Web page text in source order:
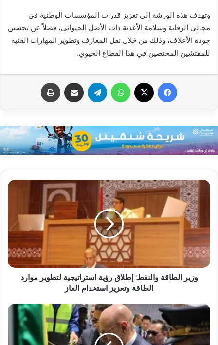
وتهدف هذه الورشة إلى تعزيز قدرات المؤسسات الوطنية في
مجالي الرقابة وسلامة الأغذية ذات الأصل الحيواني، فضلاً عن تحسين
جودة الأعلاف، وذلك من خلال نقل المعارف وتطوير المهارات الفنية
للمفتشين المختصين في هذا القطاع الحيوي.
فيسبوك واتساب تيلقرام مشاركة عبر البريد
وزير الطاقة والنفط: إطلاق رؤية استراتيجية لتطوير موارد
الطاقة وتعزيز استخدام الغاز